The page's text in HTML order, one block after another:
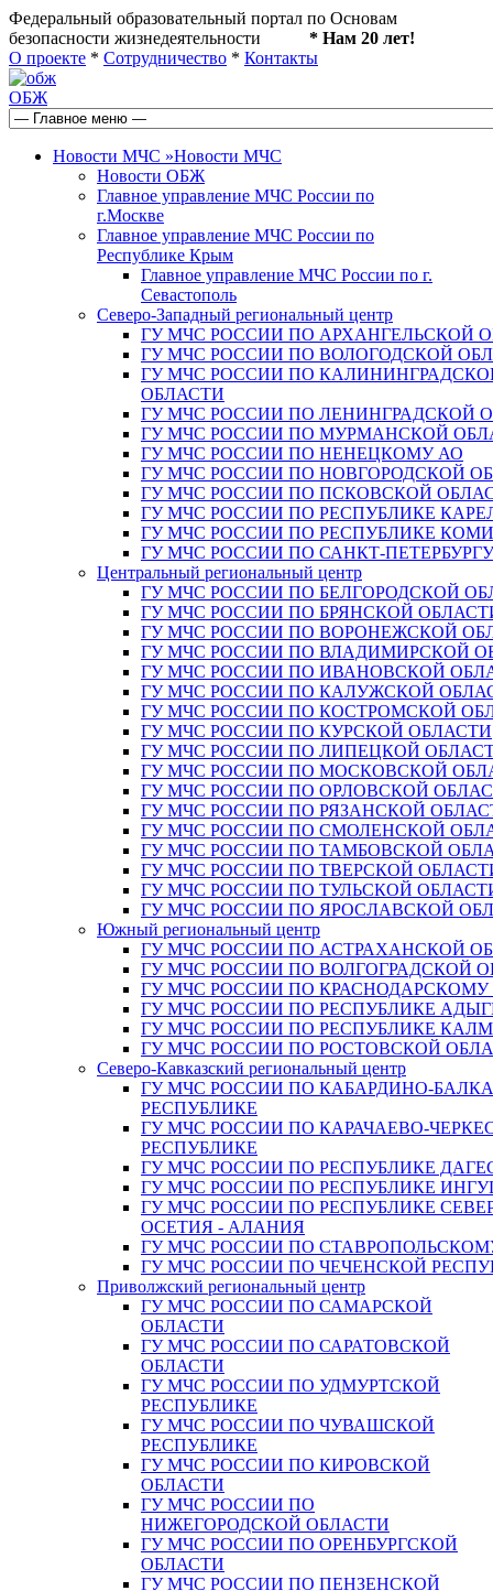
Федеральный образовательный портал по Основам
безопасности жизнедеятельности * Нам 20 лет!
О проекте * Сотрудничество * Контакты
ОБЖ
Новости МЧС »Новости МЧС
Новости ОБЖ
Главное управление МЧС России по
г.Москве
Главное управление МЧС России по
Республике Крым
Главное управление МЧС России по г.
Севастополь
Северо-Западный региональный центр
ГУ МЧС РОССИИ ПО АРХАНГЕЛЬСКОЙ
ГУ МЧС РОССИИ ПО ВОЛОГОДСКОЙ
ГУ МЧС РОССИИ ПО
ОБЛАСТИ
ГУ МЧС РОССИИ ПО ЛЕНИНГРАДСКОЙ
ГУ МЧС РОССИИ ПО МУРМАНСКОЙ
ГУ МЧС РОССИИ ПО НЕНЕЦКОМУ АО
ГУ МЧС РОССИИ ПО НОВГОРОДСКОЙ
ГУ МЧС РОССИИ ПО ПСКОВСКОЙ
ГУ МЧС РОССИИ ПО РЕСПУБЛИКЕ
ГУ МЧС РОССИИ ПО РЕСПУБЛИКЕ КОМИ
ГУ МЧС РОССИИ ПО САНКТ-ПЕТЕРБУРГУ
Центральный региональный центр
ГУ МЧС РОССИИ ПО БЕЛГОРОДСКОЙ
ГУ МЧС РОССИИ ПО БРЯНСКОЙ
ГУ МЧС РОССИИ ПО ВОРОНЕЖСКОЙ
ГУ МЧС РОССИИ ПО ВЛАДИМИРСКОЙ
ГУ МЧС РОССИИ ПО ИВАНОВСКОЙ
ГУ МЧС РОССИИ ПО КАЛУЖСКОЙ
ГУ МЧС РОССИИ ПО КОСТРОМСКОЙ
ГУ МЧС РОССИИ ПО КУРСКОЙ ОБЛАСТИ
ГУ МЧС РОССИИ ПО ЛИПЕЦКОЙ
ГУ МЧС РОССИИ ПО МОСКОВСКОЙ
ГУ МЧС РОССИИ ПО ОРЛОВСКОЙ
ГУ МЧС РОССИИ ПО РЯЗАНСКОЙ
ГУ МЧС РОССИИ ПО СМОЛЕНСКОЙ
ГУ МЧС РОССИИ ПО ТАМБОВСКОЙ
ГУ МЧС РОССИИ ПО ТВЕРСКОЙ
ГУ МЧС РОССИИ ПО ТУЛЬСКОЙ
ГУ МЧС РОССИИ ПО ЯРОСЛАВСКОЙ
Южный региональный центр
ГУ МЧС РОССИИ ПО АСТРАХАНСКОЙ
ГУ МЧС РОССИИ ПО ВОЛГОГРАДСКОЙ
ГУ МЧС РОССИИ ПО
ГУ МЧС РОССИИ ПО РЕСПУБЛИКЕ
ГУ МЧС РОССИИ ПО РЕСПУБЛИКЕ
ГУ МЧС РОССИИ ПО РОСТОВСКОЙ
Северо-Кавказский региональный центр
ГУ МЧС РОССИИ ПО КАБАРДИНО-
РЕСПУБЛИКЕ
ГУ МЧС РОССИИ ПО КАРАЧАЕВО-
РЕСПУБЛИКЕ
ГУ МЧС РОССИИ ПО РЕСПУБЛИКЕ
ГУ МЧС РОССИИ ПО РЕСПУБЛИКЕ
ГУ МЧС РОССИИ ПО РЕСПУБЛИКЕ
ОСЕТИЯ - АЛАНИЯ
ГУ МЧС РОССИИ ПО
ГУ МЧС РОССИИ ПО ЧЕЧЕНСКОЙ
Приволжский региональный центр
ГУ МЧС РОССИИ ПО САМАРСКОЙ
ОБЛАСТИ
ГУ МЧС РОССИИ ПО САРАТОВСКОЙ
ОБЛАСТИ
ГУ МЧС РОССИИ ПО УДМУРТСКОЙ
РЕСПУБЛИКЕ
ГУ МЧС РОССИИ ПО ЧУВАШСКОЙ
РЕСПУБЛИКЕ
ГУ МЧС РОССИИ ПО КИРОВСКОЙ
ОБЛАСТИ
ГУ МЧС РОССИИ ПО
НИЖЕГОРОДСКОЙ ОБЛАСТИ
ГУ МЧС РОССИИ ПО ОРЕНБУРГСКОЙ
ОБЛАСТИ
ГУ МЧС РОССИИ ПО ПЕНЗЕНСКОЙ